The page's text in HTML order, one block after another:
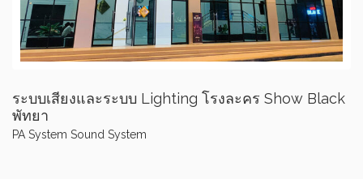
ระบบเสียงและระบบ Lighting โรงละคร Show Black
พัทยา
PA System Sound System